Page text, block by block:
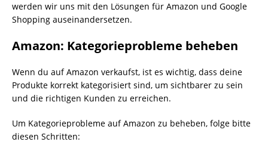
werden wir uns mit den Lösungen für Amazon und Google
Shopping auseinandersetzen.
Amazon: Kategorieprobleme beheben
Wenn du auf Amazon verkaufst, ist es wichtig, dass deine
Produkte korrekt kategorisiert sind, um sichtbarer zu sein
und die richtigen Kunden zu erreichen.
Um Kategorieprobleme auf Amazon zu beheben, folge bitte
diesen Schritten: